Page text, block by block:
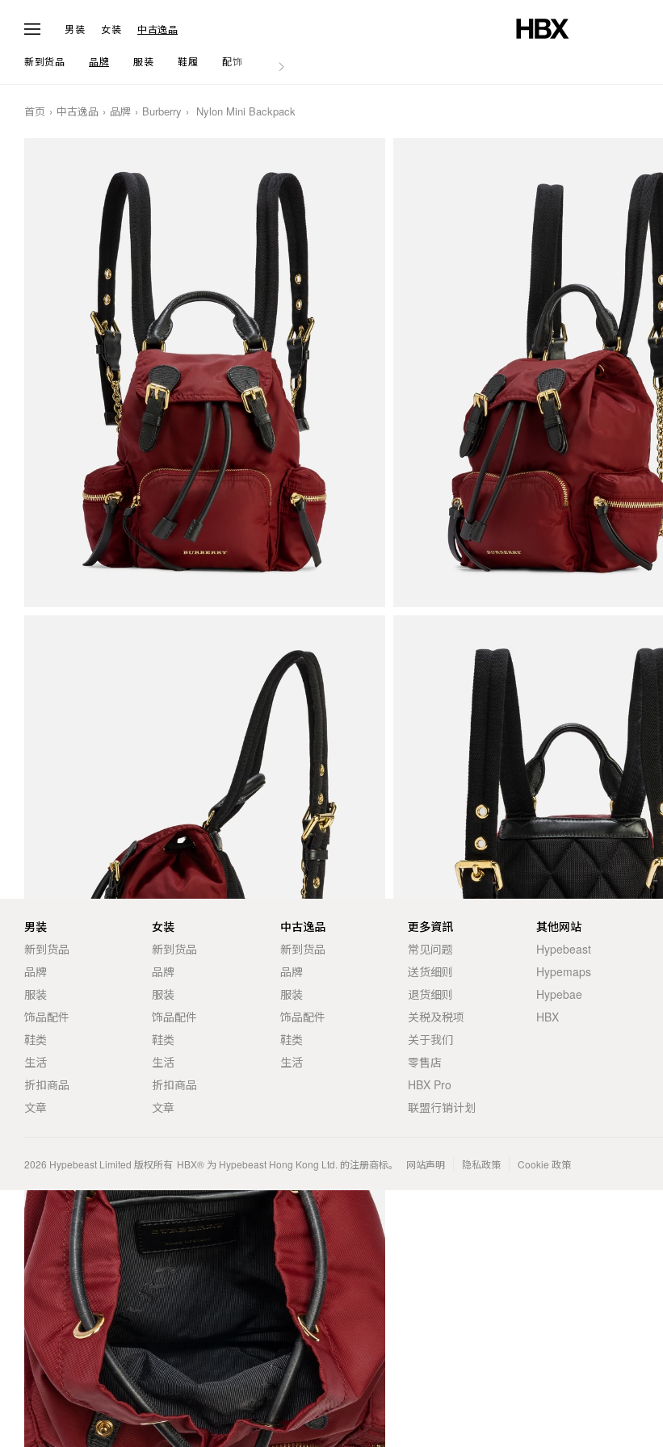
男装 女装 中古逸品
新到货品 品牌 服装 鞋履 配饰 生活
首页 中古逸品 品牌 Burberry Nylon Mini Backpack
男装
新到货品
品牌
服装
饰品配件
鞋类
生活
折扣商品
文章
女装
新到货品
品牌
服装
饰品配件
鞋类
生活
折扣商品
文章
中古逸品
新到货品
品牌
服装
饰品配件
鞋类
生活
更多資訊
常见问题
送货细则
退货细则
关税及税项
关于我们
零售店
HBX Pro
联盟行销计划
其他网站
Hypebeast
Hypemaps
Hypebae
HBX
2026 Hypebeast Limited 版权所有 HBX® 为 Hypebeast Hong Kong Ltd. 的注册商标。 网站声明 隐私政策 Cookie 政策